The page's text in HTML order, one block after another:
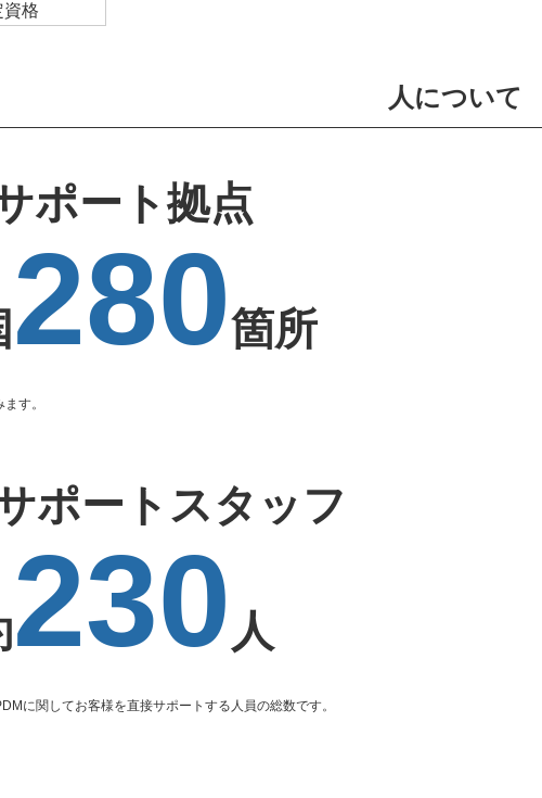
人について
ポート拠点
280箇所
す。
ポートスタッフ
230 人
に関してお客様を直接サポートする人員の総数です。